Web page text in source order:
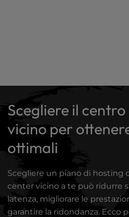
Scegliere il
vicino per
ottimali
Scegliere un piano di hosting
center vicino a te può ridurre
latenza, migliorare le
garantire la ridondanza. Ecco